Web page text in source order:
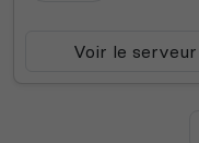
Voir le serveur